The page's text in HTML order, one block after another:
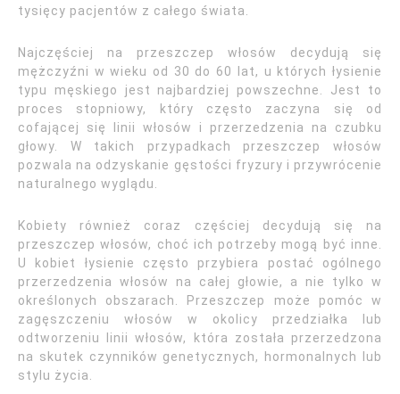
tysięcy pacjentów z całego świata.
Najczęściej na przeszczep włosów decydują się
mężczyźni w wieku od 30 do 60 lat, u których łysienie
typu męskiego jest najbardziej powszechne. Jest to
proces stopniowy, który często zaczyna się od
cofającej się linii włosów i przerzedzenia na czubku
głowy. W takich przypadkach przeszczep włosów
pozwala na odzyskanie gęstości fryzury i przywrócenie
naturalnego wyglądu.
Kobiety również coraz częściej decydują się na
przeszczep włosów, choć ich potrzeby mogą być inne.
U kobiet łysienie często przybiera postać ogólnego
przerzedzenia włosów na całej głowie, a nie tylko w
określonych obszarach. Przeszczep może pomóc w
zagęszczeniu włosów w okolicy przedziałka lub
odtworzeniu linii włosów, która została przerzedzona
na skutek czynników genetycznych, hormonalnych lub
stylu życia.